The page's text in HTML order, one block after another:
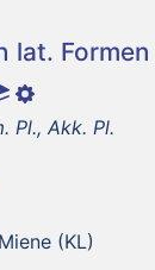
lat. Formen
Pl., Akk. Pl.
(KL)